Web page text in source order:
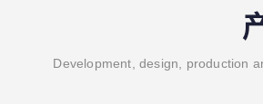
Development, design, production